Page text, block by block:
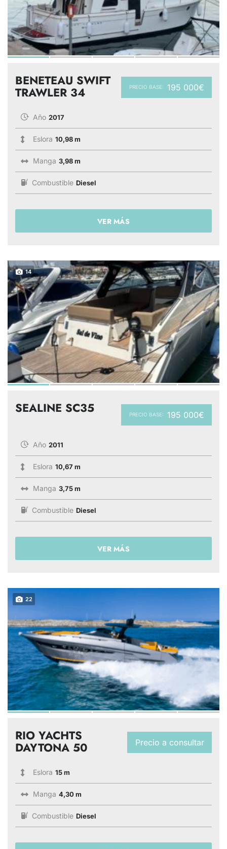
PRECIO BASE: 195 000€
BENETEAU SWIFT
TRAWLER 34
Año 2017
Eslora 10,98 m
Manga 3,98 m
Combustible Diesel
VER MÁS
14
PRECIO BASE: 195 000€
SEALINE SC35
Año 2011
Eslora 10,67 m
Manga 3,75 m
Combustible Diesel
VER MÁS
22
Precio a consultar
RIO YACHTS
DAYTONA 50
Eslora 15 m
Manga 4,30 m
Combustible Diesel